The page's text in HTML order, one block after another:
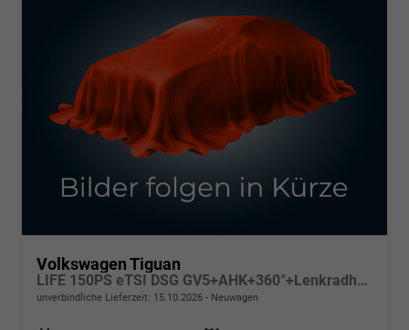
Volkswagen Tiguan
LIFE 150PS eTSI DSG GV5+AHK+360°+Lenkradheiz+IQ.Drive+ACC+App+eHeck+LED
unverbindliche Lieferzeit: 15.10.2026 Neuwagen